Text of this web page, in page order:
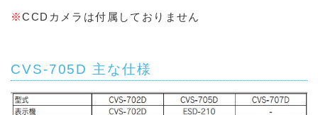
※CCDカメラは付属しておりません
CVS-705D 主な仕様